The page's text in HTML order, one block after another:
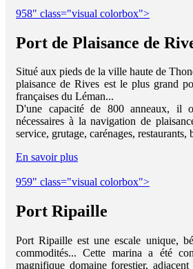
958" class="visual colorbox">
Port de Plaisance de
Situé aux pieds de la ville haute de
plaisance de Rives est le plus grand
françaises du Léman...
D'une capacité de 800 anneaux, il
nécessaires à la navigation de
service, grutage, carénages, restaurants,
En savoir plus
959" class="visual colorbox">
Port Ripaille
Port Ripaille est une escale unique,
commodités... Cette marina a été
magnifique domaine forestier,